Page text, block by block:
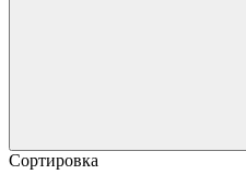
Сортировка